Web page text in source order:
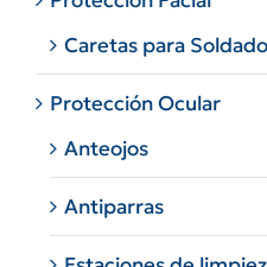
Caretas para
Protección Ocular
Anteojos
Antiparras